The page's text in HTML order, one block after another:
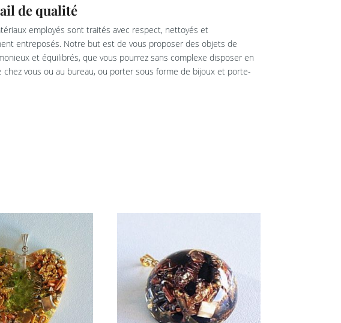
de qualité
employés sont traités avec respect, nettoyés et
entreposés. Notre but est de vous proposer des objets de
et équilibrés, que vous pourrez sans complexe disposer en
chez vous ou au bureau, ou porter sous forme de bijoux et porte-